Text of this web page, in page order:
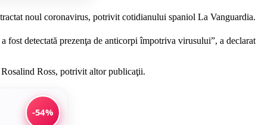
noul coronavirus, potrivit cotidianului spaniol La Vanguardia.
fost detectată prezenţa de anticorpi împotriva virusului”, a declarat
Ross, potrivit altor publicaţii.
-54%